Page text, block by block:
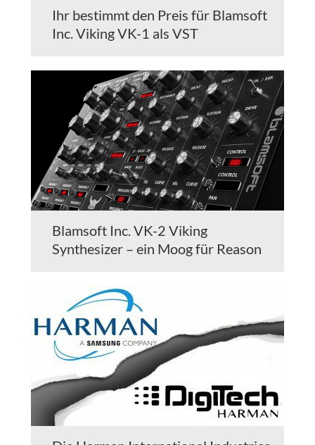
Ihr bestimmt den Preis für Blamsoft
Inc. Viking VK-1 als VST
Blamsoft Inc. VK-2 Viking
Synthesizer – ein Moog für Reason